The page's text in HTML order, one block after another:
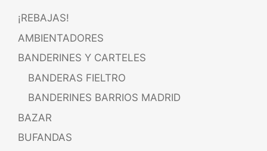
¡REBAJAS!
AMBIENTADORES
BANDERINES Y CARTELES
BANDERAS FIELTRO
BANDERINES BARRIOS MADRID
BAZAR
BUFANDAS